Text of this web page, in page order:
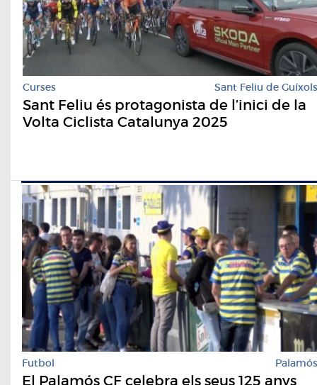
Curses Sant Feliu de Guíxols
Sant Feliu és protagonista de l’inici de la
Volta Ciclista Catalunya 2025
Futbol Palamós
El Palamós CF celebra els seus 125 anys